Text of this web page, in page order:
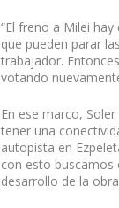
“El freno a Milei
que pueden parar
trabajador.
votando
En ese marco,
tener una
autopista en
con esto
desarrollo de la